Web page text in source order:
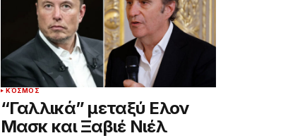
ΚΌΣΜΟΣ
“Γαλλικά” μεταξύ Ελον
Μασκ και Ξαβιέ Νιέλ